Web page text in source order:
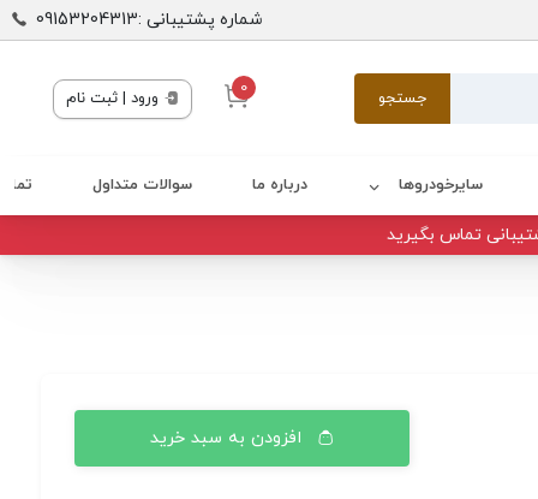
شماره پشتیبانی :09153204313
جستجو 0 ورود | ثبت نام
سایرخودروها درباره ما سوالات متداول
تماس بگیرید
افزودن به سبد خرید